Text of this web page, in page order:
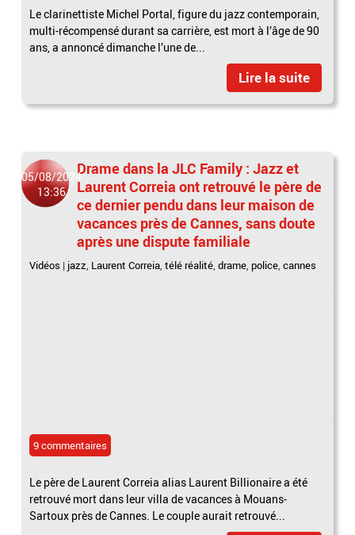
Le clarinettiste Michel Portal, figure du jazz contemporain,
multi-récompensé durant sa carrière, est mort à l’âge de 90
ans, a annoncé dimanche l’une de...
Lire la suite
05/08/2024
13:36
Drame dans la JLC Family : Jazz et
Laurent Correia ont retrouvé le père de
ce dernier pendu dans leur maison de
vacances près de Cannes, sans doute
après une dispute familiale
Vidéos | jazz, Laurent Correia,télé réalité,drame, police,cannes
9 commentaires
Le père de Laurent Correia alias Laurent Billionaire a été
retrouvé mort dans leur villa de vacances à Mouans-
Sartoux près de Cannes. Le couple aurait retrouvé...